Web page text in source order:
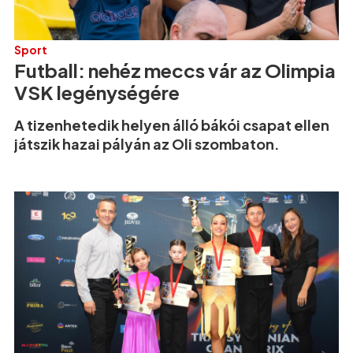
Sport
Futball: nehéz meccs vár az Olimpia
VSK legénységére
A tizenhetedik helyen álló bákói csapat ellen
játszik hazai pályán az Oli szombaton.